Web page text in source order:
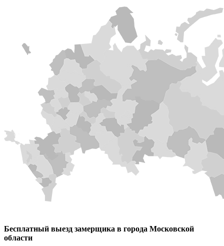
Бесплатный выезд замерщика в города Московской
области